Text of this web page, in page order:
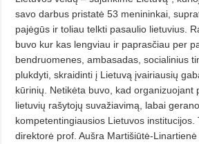
savo darbus pristatė 53 menininkai,
pajėgūs ir toliau telkti pasaulio lietuvius.
buvo kur kas lengviau ir paprasčiau per
bendruo­menes, ambasadas, socialinius
plukdyti, skraidinti į Lietuvą įvairiausių
kūrinių. Netikėta buvo, kad organizuojant
lietuvių rašytojų suvažiavimą, labai
kompetentingiausios Lietuvos institucijos.
direktorė prof. Aušra Martišiūtė-Linartienė